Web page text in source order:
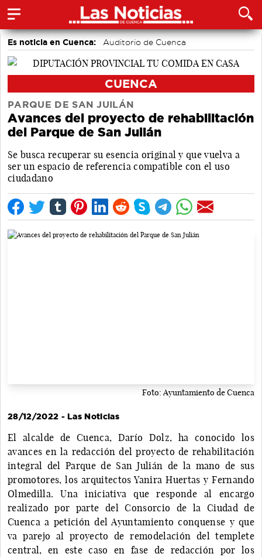
Es noticia en Cuenca: Auditorio de Cuenca
CUENCA
PARQUE DE SAN JUILÁN
Avances del proyecto de rehabilitación
del Parque de San Julián
Se busca recuperar su esencia original y que vuelva a
ser un espacio de referencia compatible con el uso
ciudadano
Foto: Ayuntamiento de Cuenca
28/12/2022 - Las Noticias
El alcalde de Cuenca, Darío Dolz, ha conocido los
avances en la redacción del proyecto de rehabilitación
integral del Parque de San Julián de la mano de sus
promotores, los arquitectos Yanira Huertas y Fernando
Olmedilla. Una iniciativa que responde al encargo
realizado por parte del Consorcio de la Ciudad de
Cuenca a petición del Ayuntamiento conquense y que
va parejo al proyecto de remodelación del templete
central, en este caso en fase de redacción por los